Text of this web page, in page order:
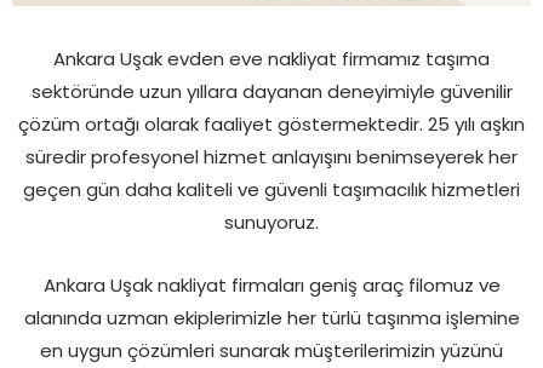
Ankara Uşak evden eve nakliyat firmamız taşıma
sektöründe uzun yıllara dayanan deneyimiyle güvenilir
çözüm ortağı olarak faaliyet göstermektedir. 25 yılı aşkın
süredir profesyonel hizmet anlayışını benimseyerek her
geçen gün daha kaliteli ve güvenli taşımacılık hizmetleri
sunuyoruz.
Ankara Uşak nakliyat firmaları geniş araç filomuz ve
alanında uzman ekiplerimizle her türlü taşınma işlemine
en uygun çözümleri sunarak müşterilerimizin yüzünü